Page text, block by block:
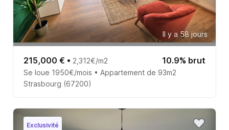
Il y a 58 jours
215,000 € • 2,312€/m2 10.9% brut
Se loue 1950€/mois • Appartement de 93m2
Strasbourg (67200)
Exclusivité